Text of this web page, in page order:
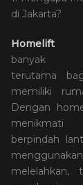
di Jakarta?
Homelift
banyak
terutama
memiliki
Dengan
menikmati
berpindah
melelahkan,